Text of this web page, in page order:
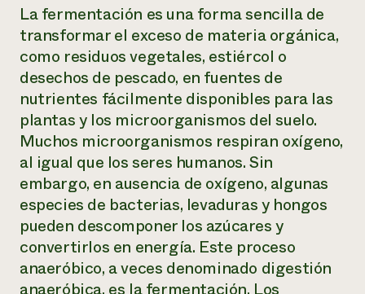
La fermentación es una forma sencilla de
transformar el exceso de materia orgánica,
como residuos vegetales, estiércol o
desechos de pescado, en fuentes de
nutrientes fácilmente disponibles para las
plantas y los microorganismos del suelo.
Muchos microorganismos respiran oxígeno,
al igual que los seres humanos. Sin
embargo, en ausencia de oxígeno, algunas
especies de bacterias, levaduras y hongos
pueden descomponer los azúcares y
convertirlos en energía. Este proceso
anaeróbico, a veces denominado digestión